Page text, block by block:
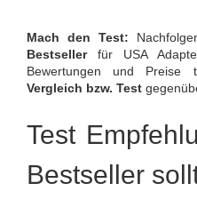
Mach den Test:
Bestsellerfür USA
Bewertungen und Preise
Vergleich bzw. Test
Test
Bestseller